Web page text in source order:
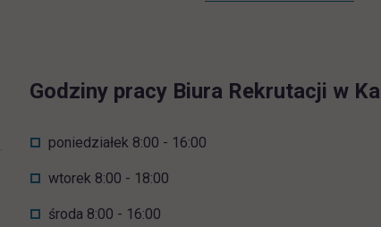
Godziny pracy Biura Rekrutacji w
poniedziałek 8:00 - 16:00
wtorek 8:00 - 18:00
środa 8:00 - 16:00